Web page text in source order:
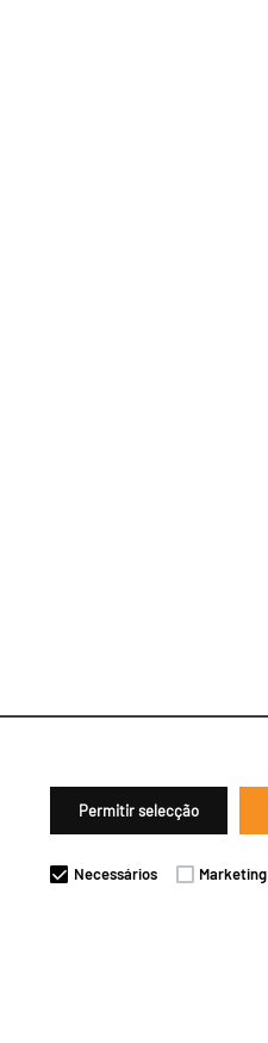
Permitir selecção
Necessários Marketing